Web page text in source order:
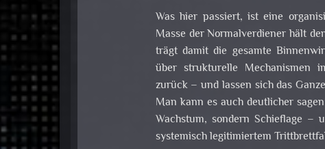
Was hier passiert, ist eine
Masse der Normalverdiener hält
trägt damit die gesamte
über strukturelle Mechanismen
zurück – und lassen sich das
Man kann es auch deutlicher
Wachstum, sondern Schieflage –
systemisch legitimiertem